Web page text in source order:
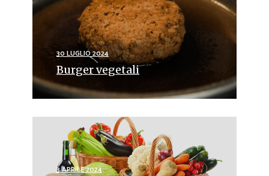
30 LUGLIO 2024
Burger vegetali
3 APRILE 2024